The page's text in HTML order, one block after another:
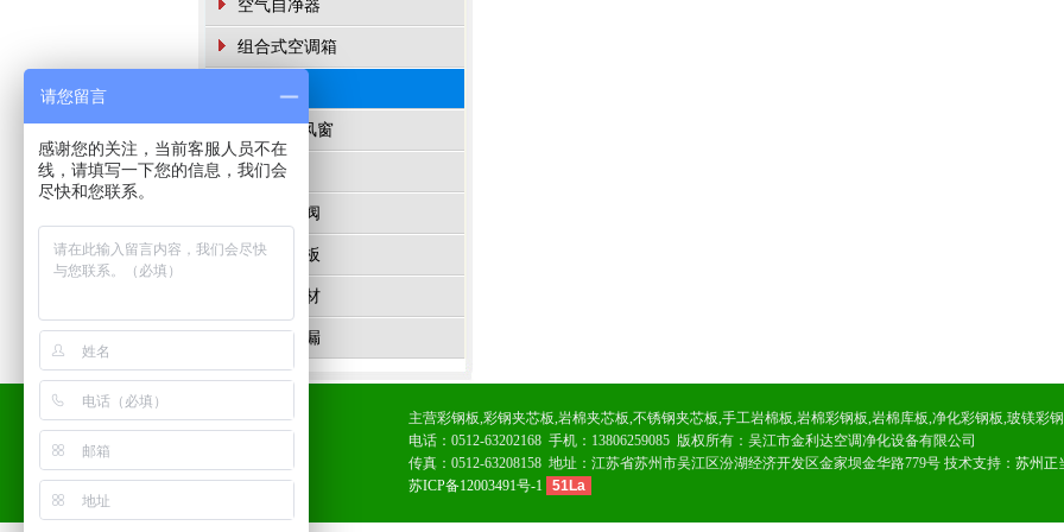
空气自净器
组合式空调箱
百叶&回风窗
净化门窗
风量调节阀
新型散流板
净化铝型材
不锈钢地漏
主营彩钢板,彩钢夹芯板,岩棉夹芯板,不锈钢夹芯板,手工岩棉板,岩棉彩钢板,岩棉库板,净化彩钢板,玻镁彩
电话：0512-63202168 手机：13806259085 版权所有：吴江市金利达空调净化设备有限公司
传真：0512-63208158 地址：江苏省苏州市吴江区汾湖经济开发区金家坝金华路779号 技术支持： 苏州正
苏ICP备12003491号-1 51La
请您留言
感谢您的关注，当前客服人员不在
线，请填写一下您的信息，我们会
尽快和您联系。